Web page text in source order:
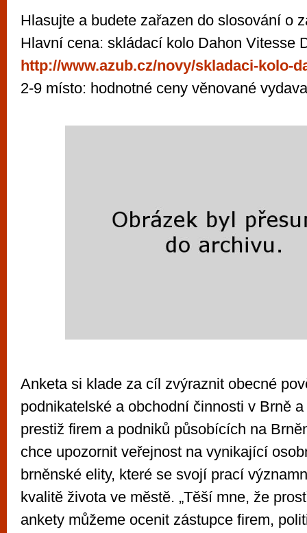
Hlasujte a budete zařazen do slosování o
Hlavní cena: skládací kolo Dahon Vitesse
http://www.azub.cz/novy/skladaci-kolo-
2-9 místo: hodnotné ceny věnované
Anketa si klade za cíl zvýraznit obecné
podnikatelské a obchodní činnosti v Brně
prestiž firem a podniků působících na
chce upozornit veřejnost na vynikající
brněnské elity, které se svojí prací
kvalitě života ve městě. „Těší mne, že
ankety můžeme ocenit zástupce firem,